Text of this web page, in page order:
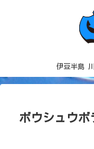
伊豆半島
ボウシュウボ